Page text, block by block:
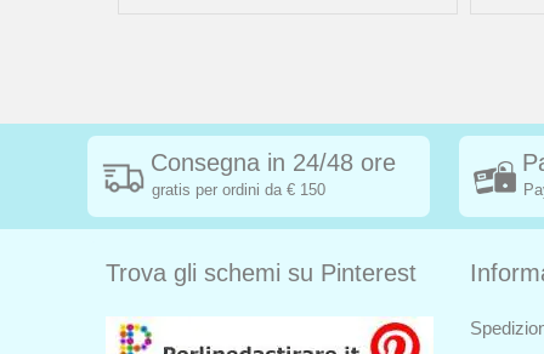
Consegna in 24/48 ore
gratis per ordini da € 150
Trova gli schemi su Pinterest